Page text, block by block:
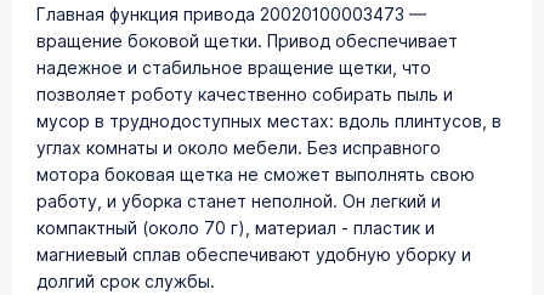
Главная функция привода 20020100003473 —
вращение боковой щетки. Привод обеспечивает
надежное и стабильное вращение щетки, что
позволяет роботу качественно собирать пыль и
мусор в труднодоступных местах: вдоль плинтусов, в
углах комнаты и около мебели. Без исправного
мотора боковая щетка не сможет выполнять свою
работу, и уборка станет неполной. Он легкий и
компактный (около 70 г), материал - пластик и
магниевый сплав обеспечивают удобную уборку и
долгий срок службы.